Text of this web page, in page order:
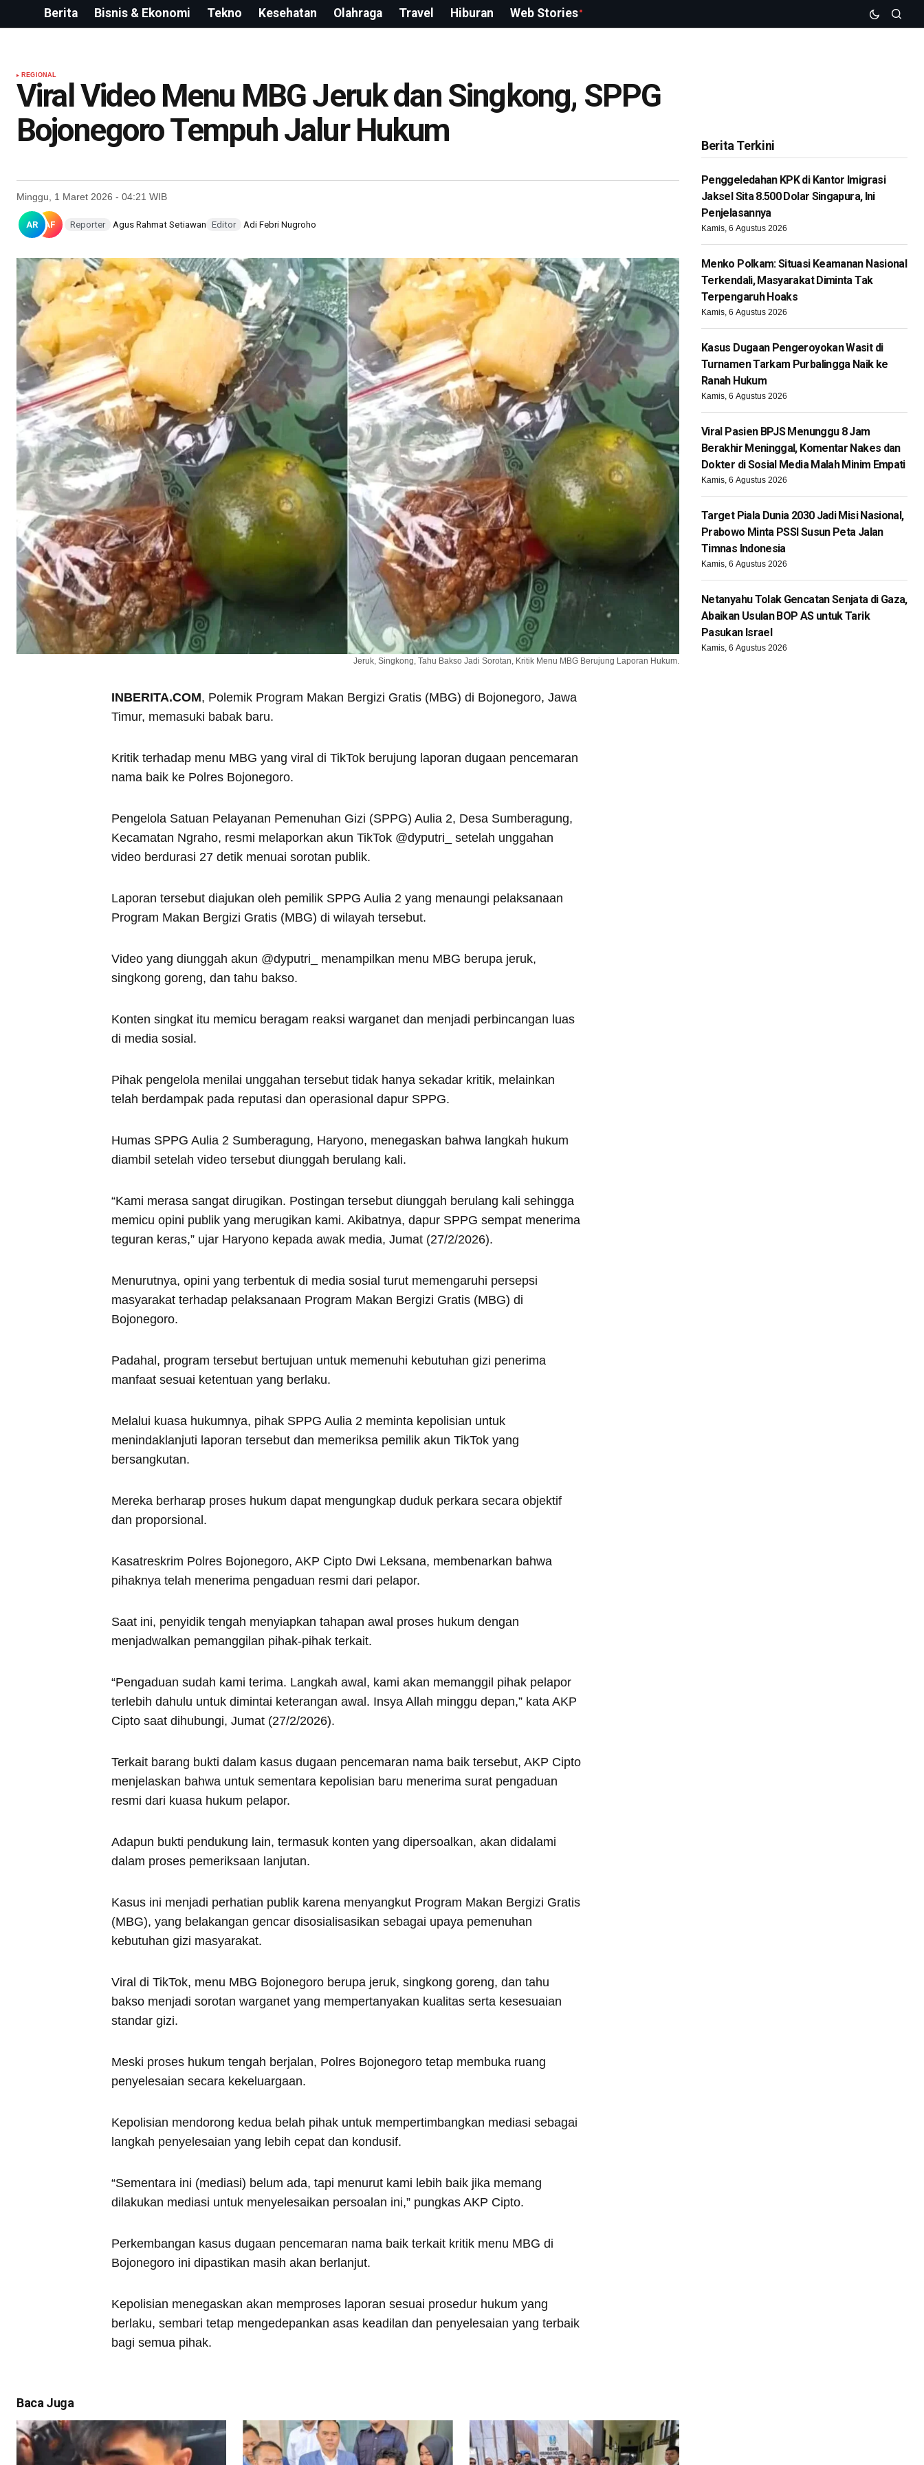
Berita Bisnis & Ekonomi Tekno Kesehatan Olahraga Travel Hiburan Web Stories
REGIONAL
Viral Video Menu MBG Jeruk dan Singkong, SPPG
Bojonegoro Tempuh Jalur Hukum
Minggu, 1 Maret 2026 - 04:21 WIB
AR AF Reporter Agus Rahmat Setiawan Editor Adi Febri Nugroho
Jeruk, Singkong, Tahu Bakso Jadi Sorotan, Kritik Menu MBG Berujung Laporan Hukum.
INBERITA.COM, Polemik Program Makan Bergizi Gratis (MBG) di Bojonegoro, Jawa
Timur, memasuki babak baru.
Kritik terhadap menu MBG yang viral di TikTok berujung laporan dugaan pencemaran
nama baik ke Polres Bojonegoro.
Pengelola Satuan Pelayanan Pemenuhan Gizi (SPPG) Aulia 2, Desa Sumberagung,
Kecamatan Ngraho, resmi melaporkan akun TikTok @dyputri_ setelah unggahan
video berdurasi 27 detik menuai sorotan publik.
Laporan tersebut diajukan oleh pemilik SPPG Aulia 2 yang menaungi pelaksanaan
Program Makan Bergizi Gratis (MBG) di wilayah tersebut.
Video yang diunggah akun @dyputri_ menampilkan menu MBG berupa jeruk,
singkong goreng, dan tahu bakso.
Konten singkat itu memicu beragam reaksi warganet dan menjadi perbincangan luas
di media sosial.
Pihak pengelola menilai unggahan tersebut tidak hanya sekadar kritik, melainkan
telah berdampak pada reputasi dan operasional dapur SPPG.
Humas SPPG Aulia 2 Sumberagung, Haryono, menegaskan bahwa langkah hukum
diambil setelah video tersebut diunggah berulang kali.
“Kami merasa sangat dirugikan. Postingan tersebut diunggah berulang kali sehingga
memicu opini publik yang merugikan kami. Akibatnya, dapur SPPG sempat menerima
teguran keras,” ujar Haryono kepada awak media, Jumat (27/2/2026).
Menurutnya, opini yang terbentuk di media sosial turut memengaruhi persepsi
masyarakat terhadap pelaksanaan Program Makan Bergizi Gratis (MBG) di
Bojonegoro.
Padahal, program tersebut bertujuan untuk memenuhi kebutuhan gizi penerima
manfaat sesuai ketentuan yang berlaku.
Melalui kuasa hukumnya, pihak SPPG Aulia 2 meminta kepolisian untuk
menindaklanjuti laporan tersebut dan memeriksa pemilik akun TikTok yang
bersangkutan.
Mereka berharap proses hukum dapat mengungkap duduk perkara secara objektif
dan proporsional.
Kasatreskrim Polres Bojonegoro, AKP Cipto Dwi Leksana, membenarkan bahwa
pihaknya telah menerima pengaduan resmi dari pelapor.
Saat ini, penyidik tengah menyiapkan tahapan awal proses hukum dengan
menjadwalkan pemanggilan pihak-pihak terkait.
“Pengaduan sudah kami terima. Langkah awal, kami akan memanggil pihak pelapor
terlebih dahulu untuk dimintai keterangan awal. Insya Allah minggu depan,” kata AKP
Cipto saat dihubungi, Jumat (27/2/2026).
Terkait barang bukti dalam kasus dugaan pencemaran nama baik tersebut, AKP Cipto
menjelaskan bahwa untuk sementara kepolisian baru menerima surat pengaduan
resmi dari kuasa hukum pelapor.
Adapun bukti pendukung lain, termasuk konten yang dipersoalkan, akan didalami
dalam proses pemeriksaan lanjutan.
Kasus ini menjadi perhatian publik karena menyangkut Program Makan Bergizi Gratis
(MBG), yang belakangan gencar disosialisasikan sebagai upaya pemenuhan
kebutuhan gizi masyarakat.
Viral di TikTok, menu MBG Bojonegoro berupa jeruk, singkong goreng, dan tahu
bakso menjadi sorotan warganet yang mempertanyakan kualitas serta kesesuaian
standar gizi.
Meski proses hukum tengah berjalan, Polres Bojonegoro tetap membuka ruang
penyelesaian secara kekeluargaan.
Kepolisian mendorong kedua belah pihak untuk mempertimbangkan mediasi sebagai
langkah penyelesaian yang lebih cepat dan kondusif.
“Sementara ini (mediasi) belum ada, tapi menurut kami lebih baik jika memang
dilakukan mediasi untuk menyelesaikan persoalan ini,” pungkas AKP Cipto.
Perkembangan kasus dugaan pencemaran nama baik terkait kritik menu MBG di
Bojonegoro ini dipastikan masih akan berlanjut.
Kepolisian menegaskan akan memproses laporan sesuai prosedur hukum yang
berlaku, sembari tetap mengedepankan asas keadilan dan penyelesaian yang terbaik
bagi semua pihak.
Baca Juga
Berita Terkini
Penggeledahan KPK di Kantor Imigrasi
Jaksel Sita 8.500 Dolar Singapura, Ini
Penjelasannya
Kamis, 6 Agustus 2026
Menko Polkam: Situasi Keamanan Nasional
Terkendali, Masyarakat Diminta Tak
Terpengaruh Hoaks
Kamis, 6 Agustus 2026
Kasus Dugaan Pengeroyokan Wasit di
Turnamen Tarkam Purbalingga Naik ke
Ranah Hukum
Kamis, 6 Agustus 2026
Viral Pasien BPJS Menunggu 8 Jam
Berakhir Meninggal, Komentar Nakes dan
Dokter di Sosial Media Malah Minim Empati
Kamis, 6 Agustus 2026
Target Piala Dunia 2030 Jadi Misi Nasional,
Prabowo Minta PSSI Susun Peta Jalan
Timnas Indonesia
Kamis, 6 Agustus 2026
Netanyahu Tolak Gencatan Senjata di Gaza,
Abaikan Usulan BOP AS untuk Tarik
Pasukan Israel
Kamis, 6 Agustus 2026